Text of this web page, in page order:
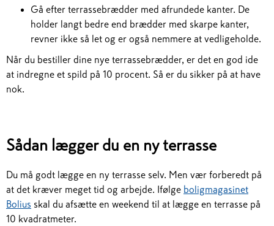
Gå efter terrassebrædder med afrundede kanter. De
holder langt bedre end brædder med skarpe kanter,
revner ikke så let og er også nemmere at vedligeholde.
Når du bestiller dine nye terrassebrædder, er det en god ide
at indregne et spild på 10 procent. Så er du sikker på at have
nok.
Sådan lægger du en ny terrasse
Du må godt lægge en ny terrasse selv. Men vær forberedt på
at det kræver meget tid og arbejde. Ifølge boligmagasinet
Bolius skal du afsætte en weekend til at lægge en terrasse på
10 kvadratmeter.